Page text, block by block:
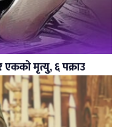
मृत्यु, ६ पक्राउ